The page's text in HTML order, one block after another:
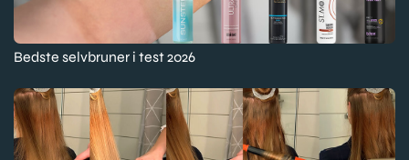
Bedste selvbruner i test 2026